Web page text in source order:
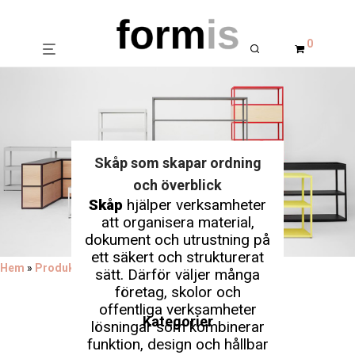
0
Skåp som skapar ordning
och överblick
Skåp hjälper verksamheter
att organisera material,
dokument och utrustning på
ett säkert och strukturerat
sätt. Därför väljer många
företag, skolor och
offentliga verksamheter
lösningar som kombinerar
funktion, design och hållbar
Hem » Produkter Förvaringsmöbler» Skåp
Kategorier